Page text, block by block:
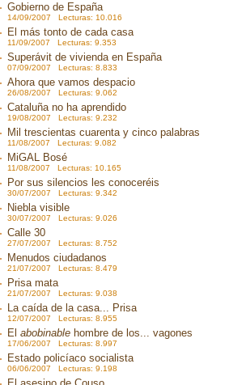
Gobierno de España
14/09/2007 Lecturas: 10.016
El más tonto de cada casa
11/09/2007 Lecturas: 9.353
Superávit de vivienda en España
07/09/2007 Lecturas: 8.833
Ahora que vamos despacio
26/08/2007 Lecturas: 9.062
Cataluña no ha aprendido
19/08/2007 Lecturas: 9.232
Mil trescientas cuarenta y cinco palabras
11/08/2007 Lecturas: 9.082
MiGAL Bosé
11/08/2007 Lecturas: 10.165
Por sus silencios les conoceréis
30/07/2007 Lecturas: 9.342
Niebla visible
30/07/2007 Lecturas: 9.026
Calle 30
27/07/2007 Lecturas: 8.752
Menudos ciudadanos
21/07/2007 Lecturas: 8.479
Prisa mata
21/07/2007 Lecturas: 9.038
La caída de la casa... Prisa
12/07/2007 Lecturas: 8.955
El abobinable hombre de los... vagones
17/06/2007 Lecturas: 8.997
Estado policíaco socialista
06/06/2007 Lecturas: 9.198